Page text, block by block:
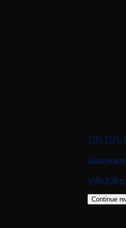
TIN TỨC
Cáo trạng
Viện Kiểm
Continue